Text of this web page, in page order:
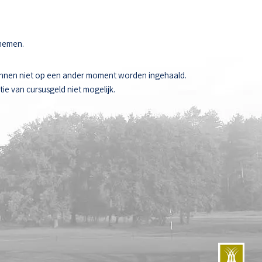
niet op een ander moment worden ingehaald.
van cursusgeld niet mogelijk.